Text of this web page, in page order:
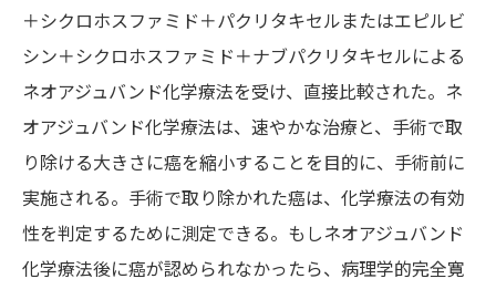
＋シクロホスファミド＋パクリタキセルまたはエピルビ
シン＋シクロホスファミド＋ナブパクリタキセルによる
ネオアジュバンド化学療法を受け、直接比較された。ネ
オアジュバンド化学療法は、速やかな治療と、手術で取
り除ける大きさに癌を縮小することを目的に、手術前に
実施される。手術で取り除かれた癌は、化学療法の有効
性を判定するために測定できる。もしネオアジュバンド
化学療法後に癌が認められなかったら、病理学的完全寛